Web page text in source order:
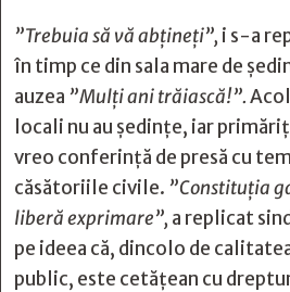
”Trebuia să vă abțineți”, i s-a
în timp ce din sala mare de
auzea ”Mulți ani trăiască!”.
locali nu au ședințe, iar
vreo conferință de presă cu
căsătoriile civile. ”Constituția
liberă exprimare”, a replicat
pe ideea că, dincolo de
public, este cetățean cu